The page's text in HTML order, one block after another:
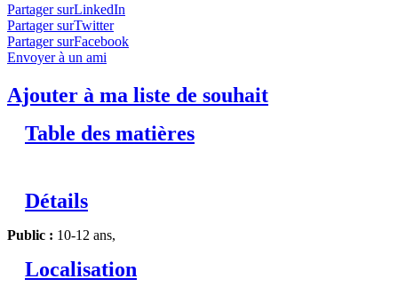
Partager surLinkedIn
Partager surTwitter
Partager surFacebook
Envoyer à un ami
Ajouter à ma liste de souhait
Table des matières
Détails
Public : 10-12 ans,
Localisation